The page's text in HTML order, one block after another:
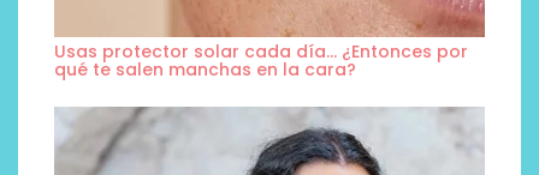
Usas protector solar cada día… ¿Entonces por
qué te salen manchas en la cara?